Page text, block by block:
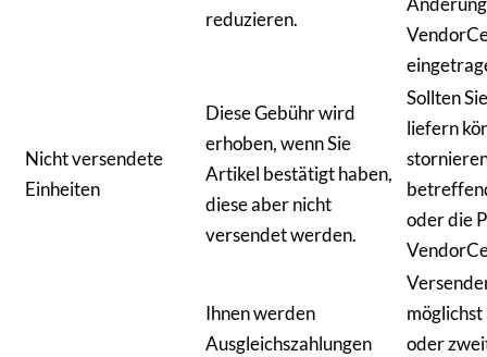
reduzieren.
Nicht versendete
Einheiten
Diese Gebühr wird
erhoben, wenn Sie
Artikel bestätigt haben,
diese aber nicht
versendet werden.
Sollten
liefern
oder die
Ihnen werden
Ausgleichszahlungen
oder